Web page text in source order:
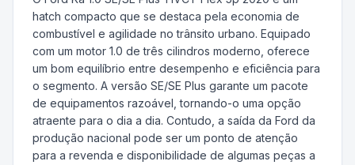
hatch compacto que se destaca pela economia de
combustível e agilidade no trânsito urbano. Equipado
com um motor 1.0 de três cilindros moderno, oferece
um bom equilíbrio entre desempenho e eficiência para
o segmento. A versão SE/SE Plus garante um pacote
de equipamentos razoável, tornando-o uma opção
atraente para o dia a dia. Contudo, a saída da Ford da
produção nacional pode ser um ponto de atenção
para a revenda e disponibilidade de algumas peças a